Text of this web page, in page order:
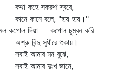
কহে সকরুণ স্বরে,
কানে বলে, "হায় হায়।"
কপোল দিয়া কপোল চুম্বন করি
বিন্দু সুধীরে শুকায়।
আমার মন বুঝে,
আমার দুঃখ জানে,